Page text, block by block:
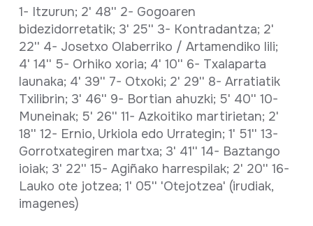
1- Itzurun; 2' 48'' 2- Gogoaren
bidezidorretatik; 3' 25'' 3- Kontradantza; 2'
22'' 4- Josetxo Olaberriko / Artamendiko lili;
4' 14'' 5- Orhiko xoria; 4' 10'' 6- Txalaparta
launaka; 4' 39'' 7- Otxoki; 2' 29'' 8- Arratiatik
Txilibrin; 3' 46'' 9- Bortian ahuzki; 5' 40'' 10-
Muneinak; 5' 26'' 11- Azkoitiko martirietan; 2'
18'' 12- Ernio, Urkiola edo Urrategin; 1' 51'' 13-
Gorrotxategiren martxa; 3' 41'' 14- Baztango
ioiak; 3' 22'' 15- Agiñako harrespilak; 2' 20'' 16-
Lauko ote jotzea; 1' 05'' 'Otejotzea' (irudiak,
imagenes)